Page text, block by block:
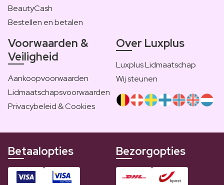
BeautyCash
Bestellen en betalen
Voorwaarden &
Veiligheid
Aankoopvoorwaarden
Lidmaatschapsvoorwaarden
Privacybeleid & Cookies
Over Luxplus
Luxplus Lidmaatschap
Wij steunen
Betaalopties Bezorgopties